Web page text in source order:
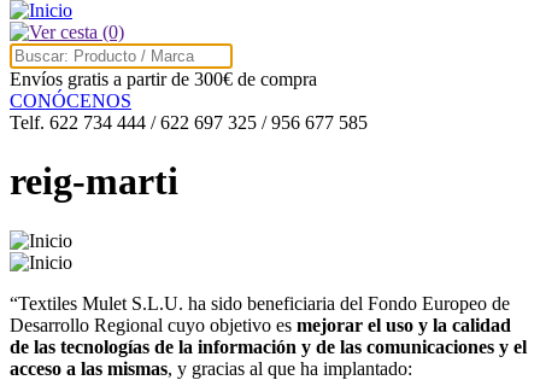
(0)
Envíos gratis a partir de 300€ de compra
CONÓCENOS
Telf. 622 734 444 / 622 697 325 / 956 677 585
reig-marti
“Textiles Mulet S.L.U. ha sido beneficiaria del Fondo Europeo de
Desarrollo Regional cuyo objetivo es mejorar el uso y la calidad
de las tecnologías de la información y de las comunicaciones y el
acceso a las mismas, y gracias al que ha implantado: